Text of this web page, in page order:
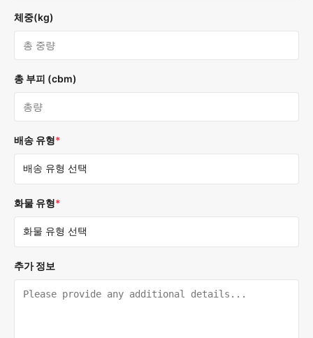
체중(kg)
총 부피 (cbm)
배송 유형*
화물 유형*
추가 정보